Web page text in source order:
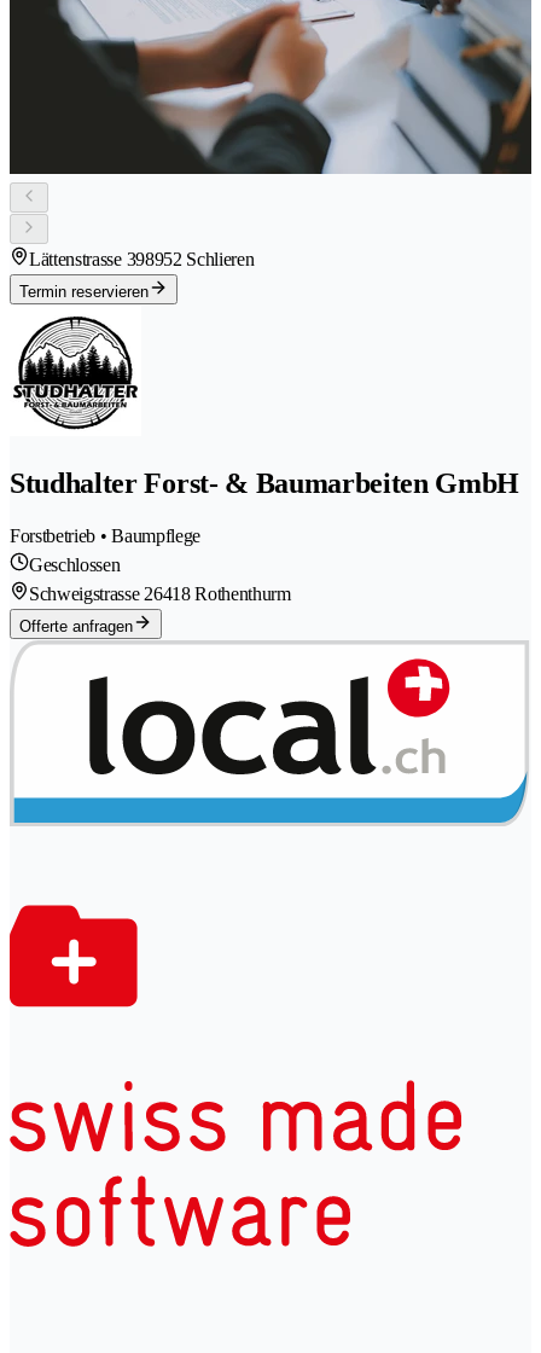
Lättenstrasse 398952 Schlieren
Termin reservieren
Studhalter Forst- & Baumarbeiten GmbH
Forstbetrieb • Baumpflege
Geschlossen
Schweigstrasse 26418 Rothenthurm
Offerte anfragen